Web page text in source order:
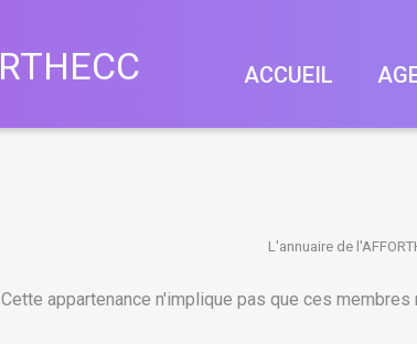
RTHECC ACCUEIL
L'annuaire de
Cette appartenance n'implique pas que ces